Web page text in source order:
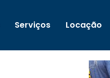
Serviços Locação